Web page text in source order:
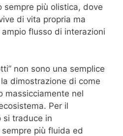
sempre più olistica, dove
di vita propria ma
flusso di interazioni
non sono una semplice
dimostrazione di come
massicciamente nel
Per il
si traduce in
sempre più fluida ed